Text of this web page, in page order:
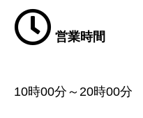
営業時間
10時00分～20時00分